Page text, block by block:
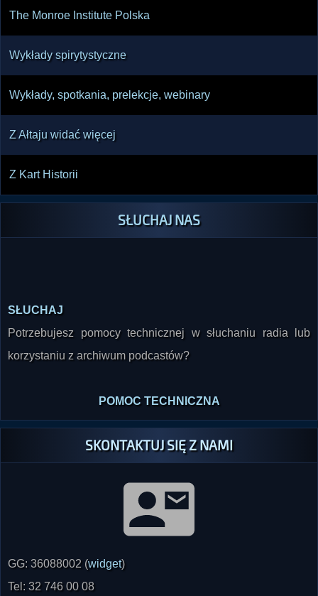
The Monroe Institute Polska
Wykłady spirytystyczne
Wykłady, spotkania, prelekcje, webinary
Z Ałtaju widać więcej
Z Kart Historii
SŁUCHAJ NAS
Potrzebujesz pomocy technicznej w słuchaniu radia lub
korzystaniu z archiwum podcastów?
SKONTAKTUJ SIĘ Z NAMI
)
Tel: 32 746 00 08
SMS: 530 620 493